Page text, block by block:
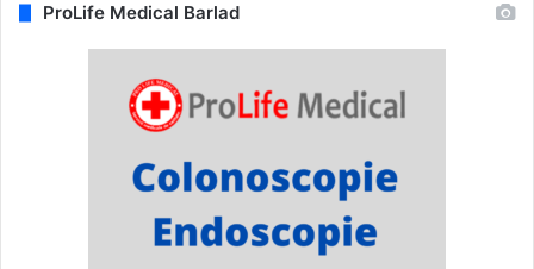
ProLife Medical Barlad